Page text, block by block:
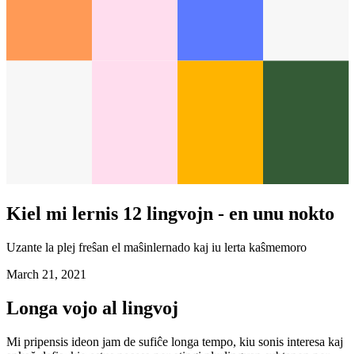
Kiel mi lernis 12 lingvojn - en unu nokto
Uzante la plej freŝan el maŝinlernado kaj iu lerta kaŝmemoro